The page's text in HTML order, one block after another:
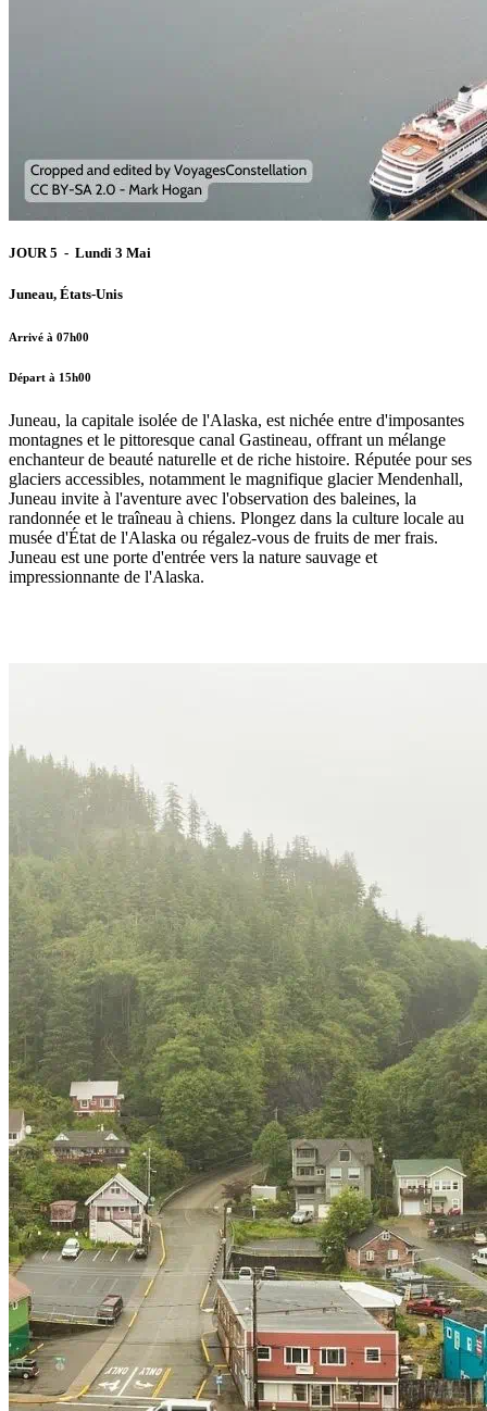
JOUR 5 - Lundi 3 Mai
Juneau, États-Unis
Arrivé à 07h00
Départ à 15h00
Juneau, la capitale isolée de l'Alaska, est nichée entre d'imposantes
montagnes et le pittoresque canal Gastineau, offrant un mélange
enchanteur de beauté naturelle et de riche histoire. Réputée pour ses
glaciers accessibles, notamment le magnifique glacier Mendenhall,
Juneau invite à l'aventure avec l'observation des baleines, la
randonnée et le traîneau à chiens. Plongez dans la culture locale au
musée d'État de l'Alaska ou régalez-vous de fruits de mer frais.
Juneau est une porte d'entrée vers la nature sauvage et
impressionnante de l'Alaska.